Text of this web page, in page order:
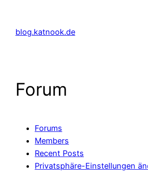
content
blog.katnook.de
Forum
Forums
Members
Recent Posts
Privatsphäre-Einstellungen